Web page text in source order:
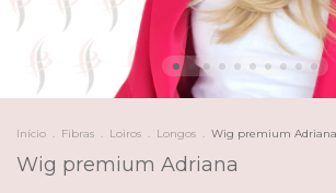
Início . Fibras . Loiros . Longos . Wig premium Adriana
Wig premium Adriana